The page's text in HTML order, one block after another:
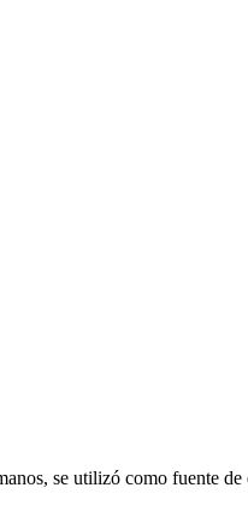
se utilizó como fuente